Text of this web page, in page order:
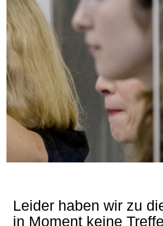
Leider haben wir zu
in Moment keine